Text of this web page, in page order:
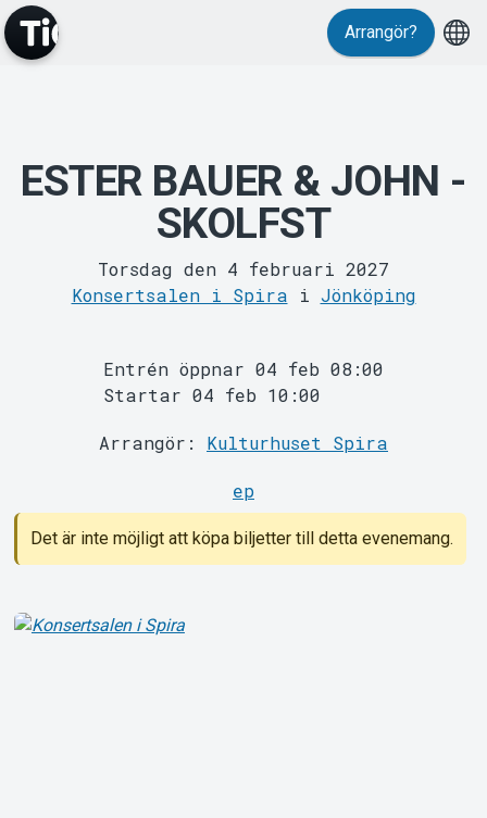
Evenemang
MyTickster
Support
Arrangör?
ESTER BAUER & JOHN -
SKOLFST
Torsdag den 4 februari 2027
Konsertsalen i Spira i Jönköping
Entrén öppnar 04 feb 08:00
Startar 04 feb 10:00
Arrangör: Kulturhuset Spira
ep
Det är inte möjligt att köpa biljetter till detta evenemang.